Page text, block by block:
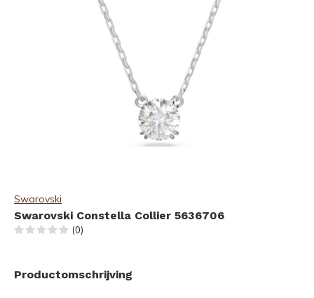
Swarovski
Swarovski Constella Collier 5636706
(0)
Productomschrijving